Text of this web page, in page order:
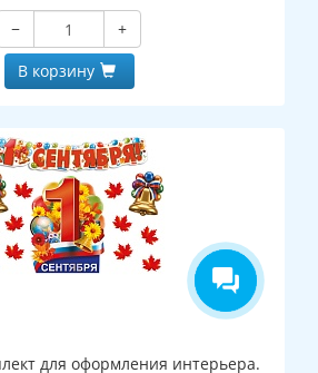
−
+
В корзину
для оформления интерьера.